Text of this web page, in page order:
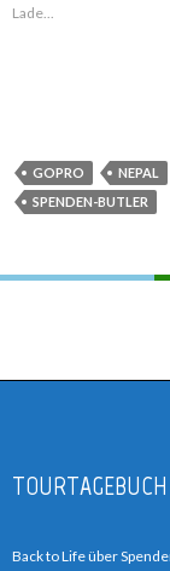
Lade...
GOPRO NEPAL
SPENDEN-BUTLER
Navigation
TOURTAGEBUCH
Back to Life über